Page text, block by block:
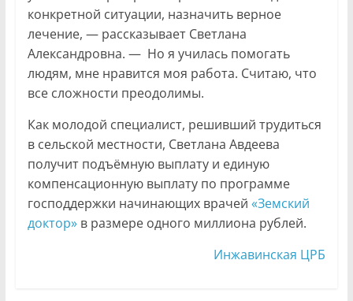
конкретной ситуации, назначить верное
лечение, — рассказывает Светлана
Александровна. — Но я училась помогать
людям, мне нравится моя работа. Считаю, что
все сложности преодолимы.
Как молодой специалист, решивший трудиться
в сельской местности, Светлана Авдеева
получит подъёмную выплату и единую
компенсационную выплату по программе
господдержки начинающих врачей «Земский
доктор»в размере одного миллиона рублей.
Инжавинская ЦРБ